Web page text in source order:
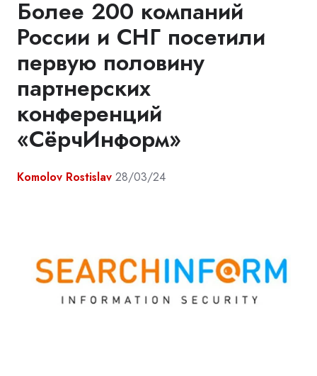
Более 200 компаний
России и СНГ посетили
первую половину
партнерских
конференций
«СёрчИнформ»
Komolov Rostislav 28/03/24